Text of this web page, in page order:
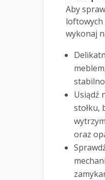
Aby
loftowych
wykonaj
Usiądź
stołku,
oraz